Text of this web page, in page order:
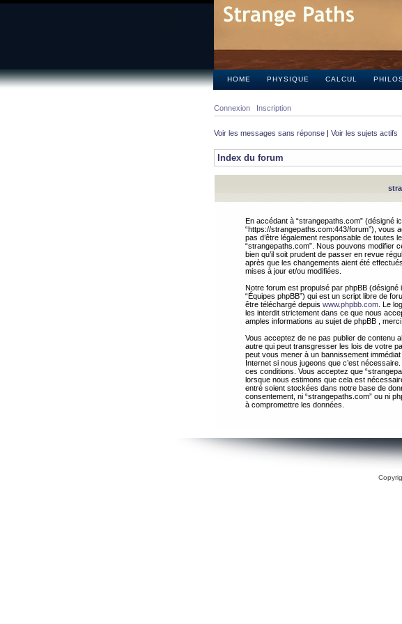
HOME PHYSIQUE CALCUL
Connexion Inscription
Voir les messages sans réponse | Voir les sujets actifs
Index du forum
En accédant à “strangepaths.com” (désigné
“https://strangepaths.com:443/forum”), vous
pas d’être légalement responsable de toutes
“strangepaths.com”. Nous pouvons modifier
bien qu’il soit prudent de passer en revue
après que les changements aient été
mises à jour et/ou modifiées.
Notre forum est propulsé par phpBB (désigné
“Équipes phpBB”) qui est un script libre de
être téléchargé depuis www.phpbb.com . Le
les interdit strictement dans ce que nous
amples informations au sujet de phpBB ,
Vous acceptez de ne pas publier de contenu
autre qui peut transgresser les lois de votre
peut vous mener à un bannissement
Internet si nous jugeons que c’est
ces conditions. Vous acceptez que
lorsque nous estimons que cela est
entré soient stockées dans notre base de
consentement, ni “strangepaths.com” ou ni
à compromettre les données.